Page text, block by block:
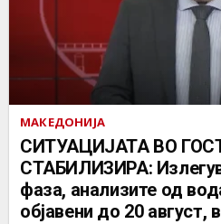
МАКЕДОНИЈА
СИТУАЦИЈАТА ВО
СТАБИЛИЗИРА:
фаза, анализите од
објавени до 20 август,